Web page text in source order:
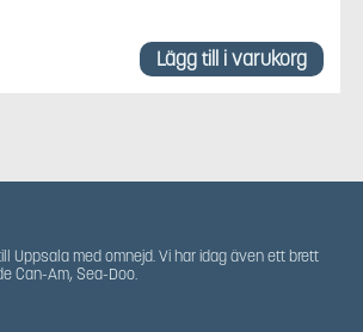
Lägg till i varukorg
Uppsala med omnejd. Vi har idag även ett brett
Can-Am, Sea-Doo.